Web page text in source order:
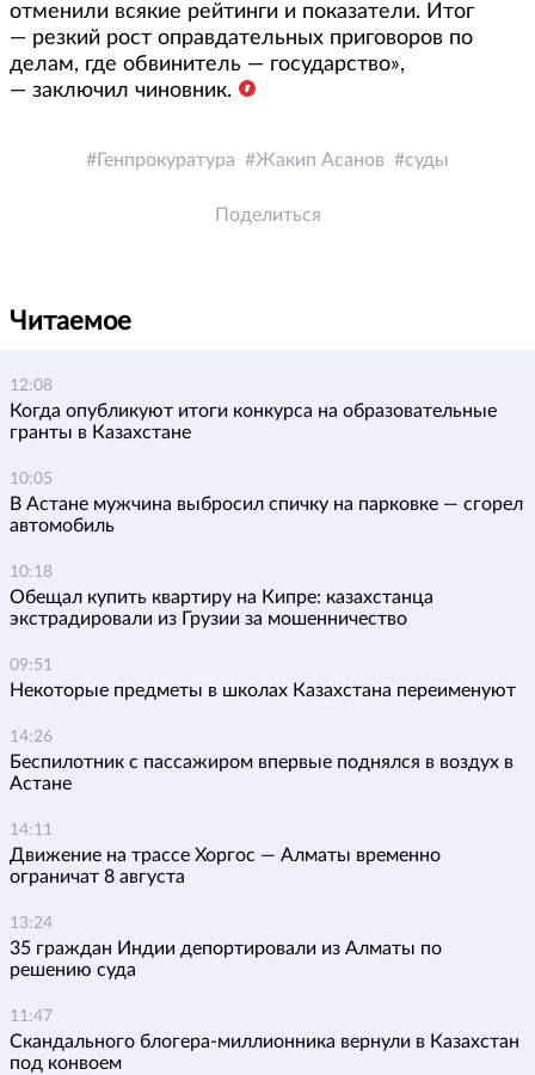
отменили всякие рейтинги и показатели. Итог
— резкий рост оправдательных приговоров по
делам, где обвинитель — государство»,
— заключил чиновник.
Генпрокуратура Жакип Асанов суды
Поделиться
Читаемое
12:08
Когда опубликуют итоги конкурса на образовательные
гранты в Казахстане
10:05
В Астане мужчина выбросил спичку на парковке — сгорел
автомобиль
10:18
Обещал купить квартиру на Кипре: казахстанца
экстрадировали из Грузии за мошенничество
09:51
Некоторые предметы в школах Казахстана переименуют
14:26
Беспилотник с пассажиром впервые поднялся в воздух в
Астане
14:11
Движение на трассе Хоргос — Алматы временно
ограничат 8 августа
13:24
35 граждан Индии депортировали из Алматы по
решению суда
11:47
Скандального блогера-миллионника вернули в Казахстан
под конвоем